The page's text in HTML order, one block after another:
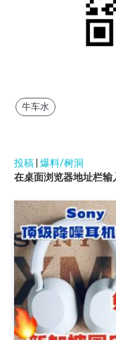
牛车水
投稿 爆料/树洞
在桌面浏览器地址栏输